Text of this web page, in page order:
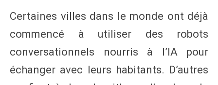
Certaines villes dans le monde ont déjà
commencé à utiliser des robots
conversationnels nourris à l’IA pour
échanger avec leurs habitants. D’autres